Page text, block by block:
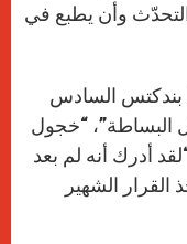
التحدّث وأن يطبع في
بندكتس السادس
البساطة”، “خجول
أدرك أنه لم بعد
القرار الشهير